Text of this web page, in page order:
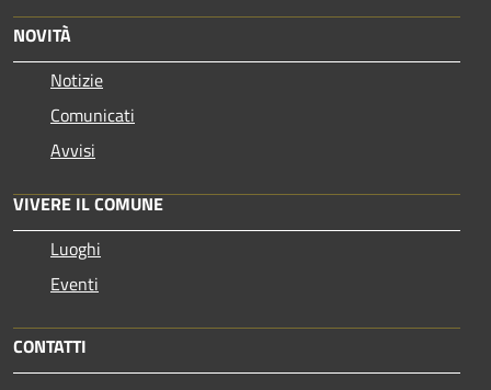
NOVITÀ
Notizie
Comunicati
Avvisi
VIVERE IL COMUNE
Luoghi
Eventi
CONTATTI